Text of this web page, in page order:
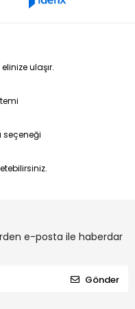
ulaşır.
seçeneği
e-posta ile haberdar
Gönder